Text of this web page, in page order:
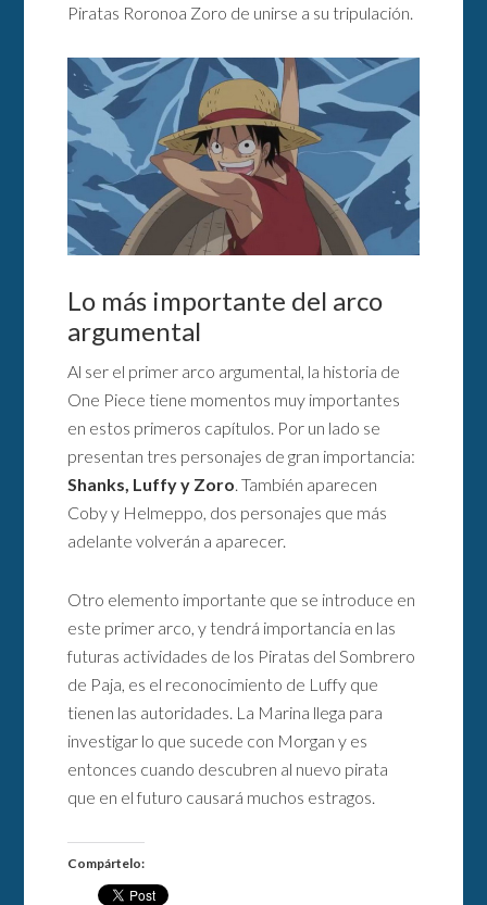
Piratas Roronoa Zoro de unirse a su tripulación.
Lo más importante del arco
argumental
Al ser el primer arco argumental, la historia de
One Piece tiene momentos muy importantes
en estos primeros capítulos. Por un lado se
presentan tres personajes de gran importancia:
Shanks, Luffy y Zoro. También aparecen
Coby y Helmeppo, dos personajes que más
adelante volverán a aparecer.
Otro elemento importante que se introduce en
este primer arco, y tendrá importancia en las
futuras actividades de los Piratas del Sombrero
de Paja, es el reconocimiento de Luffy que
tienen las autoridades. La Marina llega para
investigar lo que sucede con Morgan y es
entonces cuando descubren al nuevo pirata
que en el futuro causará muchos estragos.
Compártelo: